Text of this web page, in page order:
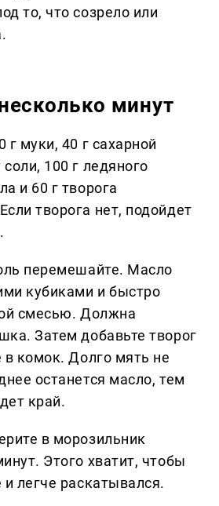
то, что созрело или
минут
г муки, 40 г сахарной
100 г ледяного
и 60 г творога
творога нет, подойдет
перемешайте. Масло
кубиками и быстро
смесью. Должна
Затем добавьте творог
в комок. Долго мять не
останется масло, тем
край.
в морозильник
Этого хватит, чтобы
и легче раскатывался.